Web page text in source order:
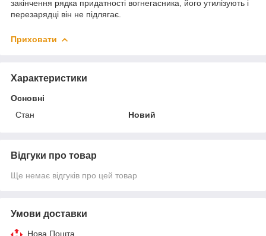
закінчення рядка придатності вогнегасника, його утилізують і
перезарядці він не підлягає.
Приховати
Характеристики
Основні
Стан
Новий
Відгуки про товар
Ще немає відгуків про цей товар
Умови доставки
Нова Пошта